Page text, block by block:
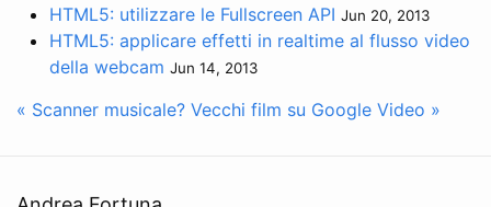
HTML5: utilizzare le Fullscreen API Jun 20, 2013
HTML5: applicare effetti in realtime al flusso video
della webcam Jun 14, 2013
« Scanner musicale? Vecchi film su Google Video »